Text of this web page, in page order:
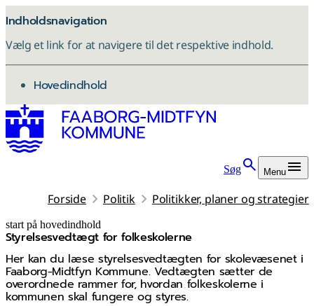
Indholdsnavigation
Vælg et link for at navigere til det respektive indhold.
gå til
Hovedindhold
Søg Menu
Forside Politik Politikker, planer og strategier
start på hovedindhold
Styrelsesvedtægt for folkeskolerne
Her kan du læse styrelsesvedtægten for skolevæsenet i
Faaborg‑Midtfyn Kommune. Vedtægten sætter de
overordnede rammer for, hvordan folkeskolerne i
kommunen skal fungere og styres.
senest opdateret 5. maj 2026